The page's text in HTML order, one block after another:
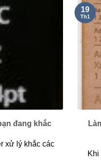
đang khắc
xử lý khắc các
19
Th1